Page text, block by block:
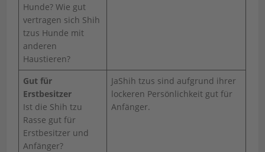
Hunde? Wie gut
vertragen sich Shih
tzus Hunde mit
anderen
Haustieren?
Gut für
Erstbesitzer
Ist die Shih tzu
Rasse gut für
Erstbesitzer und
Anfänger?
JaShih tzus sind aufgrund ihrer
lockeren Persönlichkeit gut für
Anfänger.